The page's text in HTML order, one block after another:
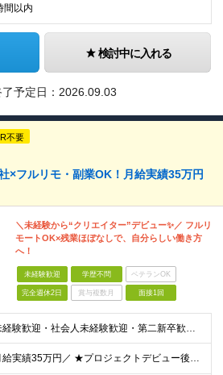
間以内
検討中に入れる
予定日： 2026.09.03
不要
×フルリモ・副業OK！月給実績35万円
＼未経験から“クリエイター”デビュー✨／ フルリ
モートOK×残業ほぼなしで、自分らしい働き方
へ！
未経験歓迎 学歴不問 ベテランOK
完全週休2日 賞与複数月 面接1回
＜未経験歓迎・社会人未経験歓迎・第二新卒歓迎・ブランクOK・学歴不問＞ ★これまでの経験は一切不問！ ★人柄重視の採用を行っています！ ★95％が未経験スタート！ 知識や経験がなくても、入社後に学べる
＼月給実績35万円／ ★プロジェクトデビュー後は月給UP！ ★還元率最大80％で収入アップを叶えられる！ ＊＊＊ ■月給25～50万円＋賞与＋インセンティブ ※経験・年齢・能力に応じて決定します。